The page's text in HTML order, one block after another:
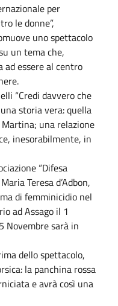
per
le donne”,
uno spettacolo
un tema che,
ad essere al centro
“Credi davvero che
storia vera: quella
una relazione
inesorabilmente, in
“Difesa
Teresa d’Adbon,
di femminicidio nel
ad Assago il 1
Novembre sarà in
dello spettacolo,
la panchina rossa
e avrà così una